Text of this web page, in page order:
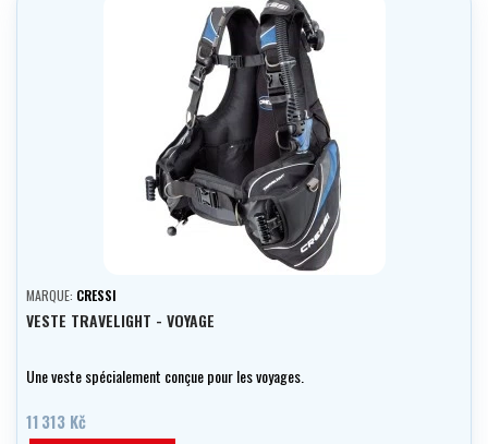
MARQUE: CRESSI
VESTE TRAVELIGHT - VOYAGE
Une veste spécialement conçue pour les voyages.
11 313 Kč